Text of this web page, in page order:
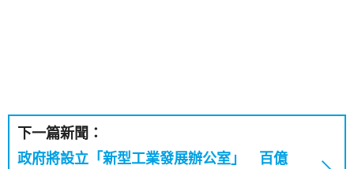
下一篇新聞：
政府將設立「新型工業發展辦公室」 百億